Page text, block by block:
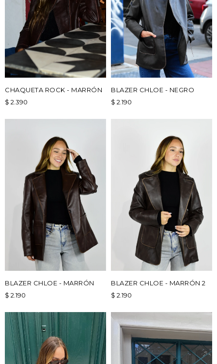
CHAQUETA ROCK - MARRÓN
$ 2.390
BLAZER CHLOE - NEGRO
$ 2.190
BLAZER CHLOE - MARRÓN
$ 2.190
BLAZER CHLOE - MARRÓN 2
$ 2.190